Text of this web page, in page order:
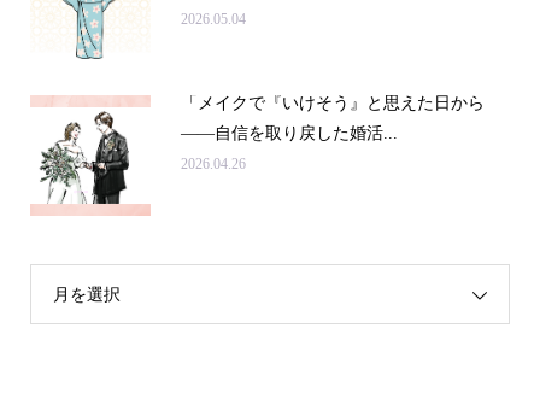
2026.05.04
「メイクで『いけそう』と思えた日から
——自信を取り戻した婚活...
2026.04.26
月を選択